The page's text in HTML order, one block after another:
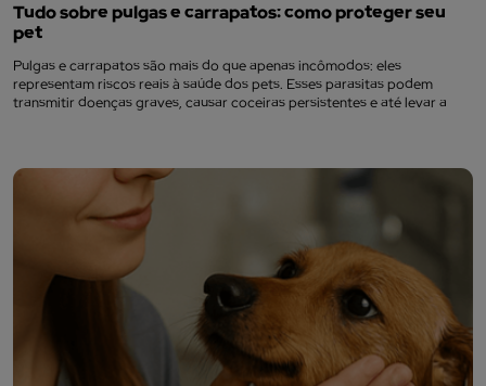
Tudo sobre pulgas e carrapatos: como proteger seu
pet
Pulgas e carrapatos são mais do que apenas incômodos: eles
representam riscos reais à saúde dos pets. Esses parasitas podem
transmitir doenças graves, causar coceiras persistentes e até levar a